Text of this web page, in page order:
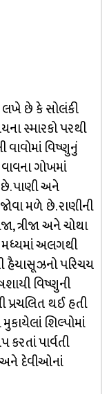
લખે છે કે સોલંકી
સ્મારકો પરથી
વિષ્ણુનું
ગોખમાં
પાણી અને
મળે છે. રાણીની
ત્રીજા અને ચોથા
મધ્યમાં અલગથી
હૈયાસૂઝનો પરિચય
વિષ્ણુની
પ્રચલિત થઈ હતી
શિલ્પોમાં
કરતાં પાર્વતી
અને દેવીઓનાં